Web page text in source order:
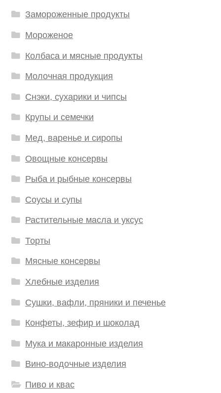
Замороженные продукты
Мороженое
Колбаса и мясные продукты
Молочная продукция
Снэки, сухарики и чипсы
Крупы и семечки
Мед, варенье и сиропы
Овощные консервы
Рыба и рыбные консервы
Соусы и супы
Растительные масла и уксус
Торты
Мясные консервы
Хлебные изделия
Сушки, вафли, пряники и печенье
Конфеты, зефир и шоколад
Мука и макаронные изделия
Вино-водочные изделия
Пиво и квас